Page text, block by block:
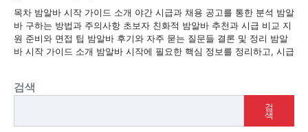
목차 밤알바 시작 가이드 소개 야간 시급과 채용 공고를 통한 분석 밤알
바 구하는 방법과 주의사항 초보자 친화적 밤알바 추천과 시급 비교 지
원 준비와 면접 팁 밤알바 후기와 자주 묻는 질문들 결론 및 정리 밤알
바 시작 가이드 소개 밤알바 시작에 필요한 핵심 정보를 정리하고, 시급
검색
검
색